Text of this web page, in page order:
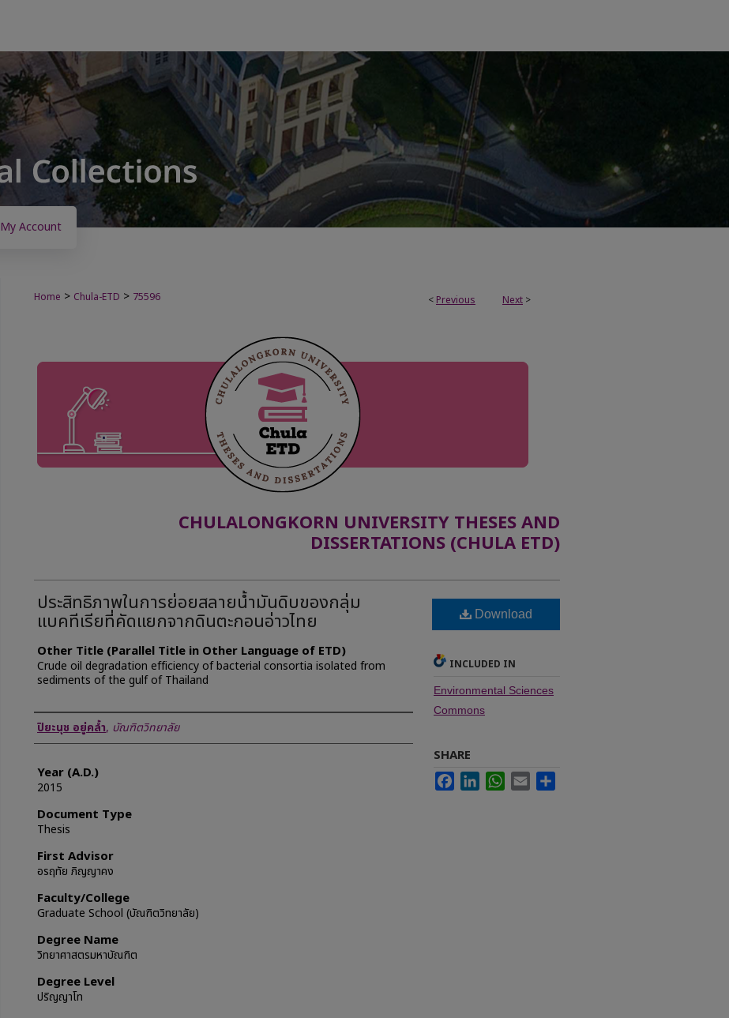
My Account
< Previous Next >
Home > Chula-ETD > 75596
CHULALONGKORN UNIVERSITY THESES AND
DISSERTATIONS (CHULA ETD)
ประสิทธิภาพในการย่อยสลายน้ำมันดิบของกลุ่ม
แบคทีเรียที่คัดแยกจากดินตะกอนอ่าวไทย
Other Title (Parallel Title in Other Language of ETD)
Crude oil degradation efficiency of bacterial consortia isolated from
sediments of the gulf of Thailand
Author
ปิยะนุช อยู่คล้ำ, บัณฑิตวิทยาลัย
Year (A.D.)
2015
Document Type
Thesis
First Advisor
อรฤทัย ภิญญาคง
Faculty/College
Graduate School (บัณฑิตวิทยาลัย)
Degree Name
วิทยาศาสตรมหาบัณฑิต
Degree Level
ปริญญาโท
Download
INCLUDED IN
Environmental Sciences
Commons
SHARE
FacebookLinkedInWhatsApp
Email